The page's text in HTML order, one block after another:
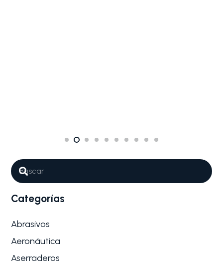
Categorías
Abrasivos
Aeronáutica
Aserraderos